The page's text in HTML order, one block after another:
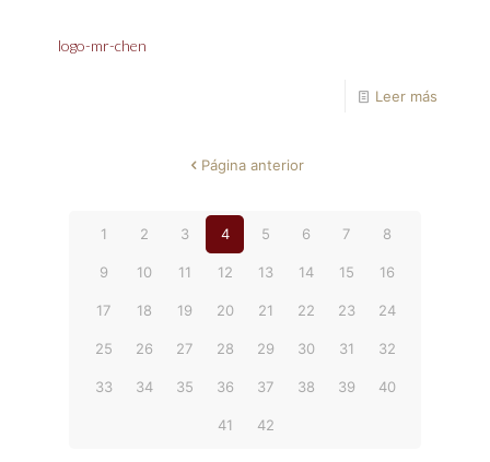
logo-mr-chen
Leer más
Página anterior
1 2 3 4 5 6 7 8
9 10 11 12 13 14 15 16
17 18 19 20 21 22 23 24
25 26 27 28 29 30 31 32
33 34 35 36 37 38 39 40
41 42